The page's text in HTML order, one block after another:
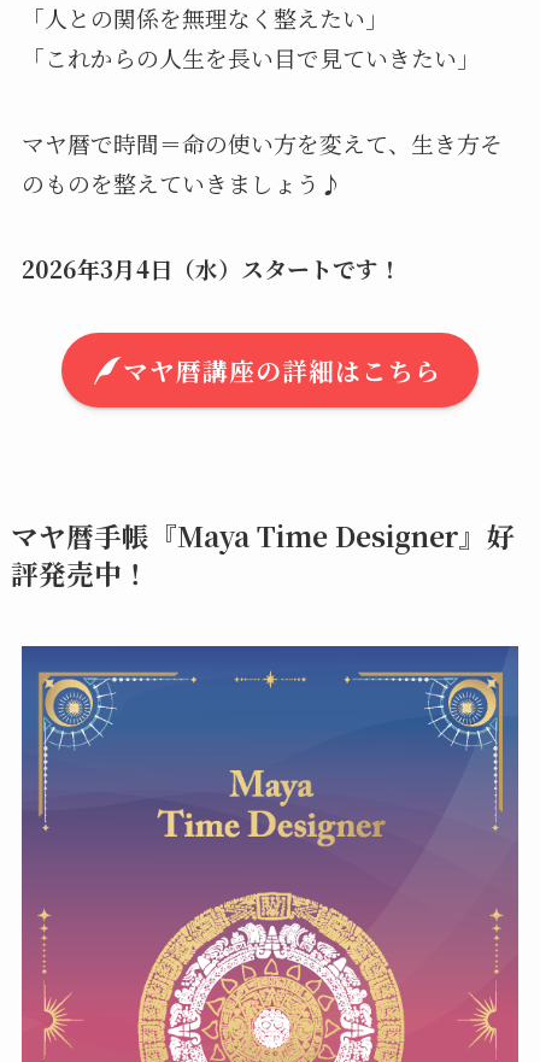
「人との関係を無理なく整えたい」
「これからの人生を長い目で見ていきたい」
マヤ暦で時間＝命の使い方を変えて、生き方そ
のものを整えていきましょう♪
2026年3月4日（水）スタートです！
マヤ暦講座の詳細はこちら
マヤ暦手帳『Maya Time Designer』好
評発売中！